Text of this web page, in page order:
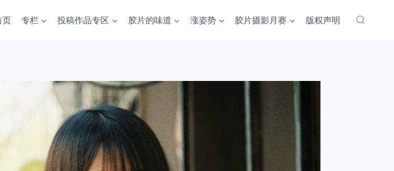
页 专栏 投稿作品专区 胶片的味道 涨姿势 胶片摄影月赛 版权声明